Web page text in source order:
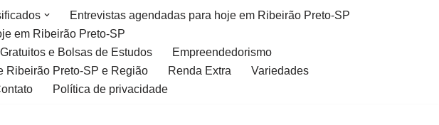
Entrevistas agendadas para hoje em Ribeirão Preto-SP
em Ribeirão Preto-SP
e Bolsas de Estudos
Empreendedorismo
Ribeirão Preto-SP e Região Renda Extra
Variedades
Política de privacidade